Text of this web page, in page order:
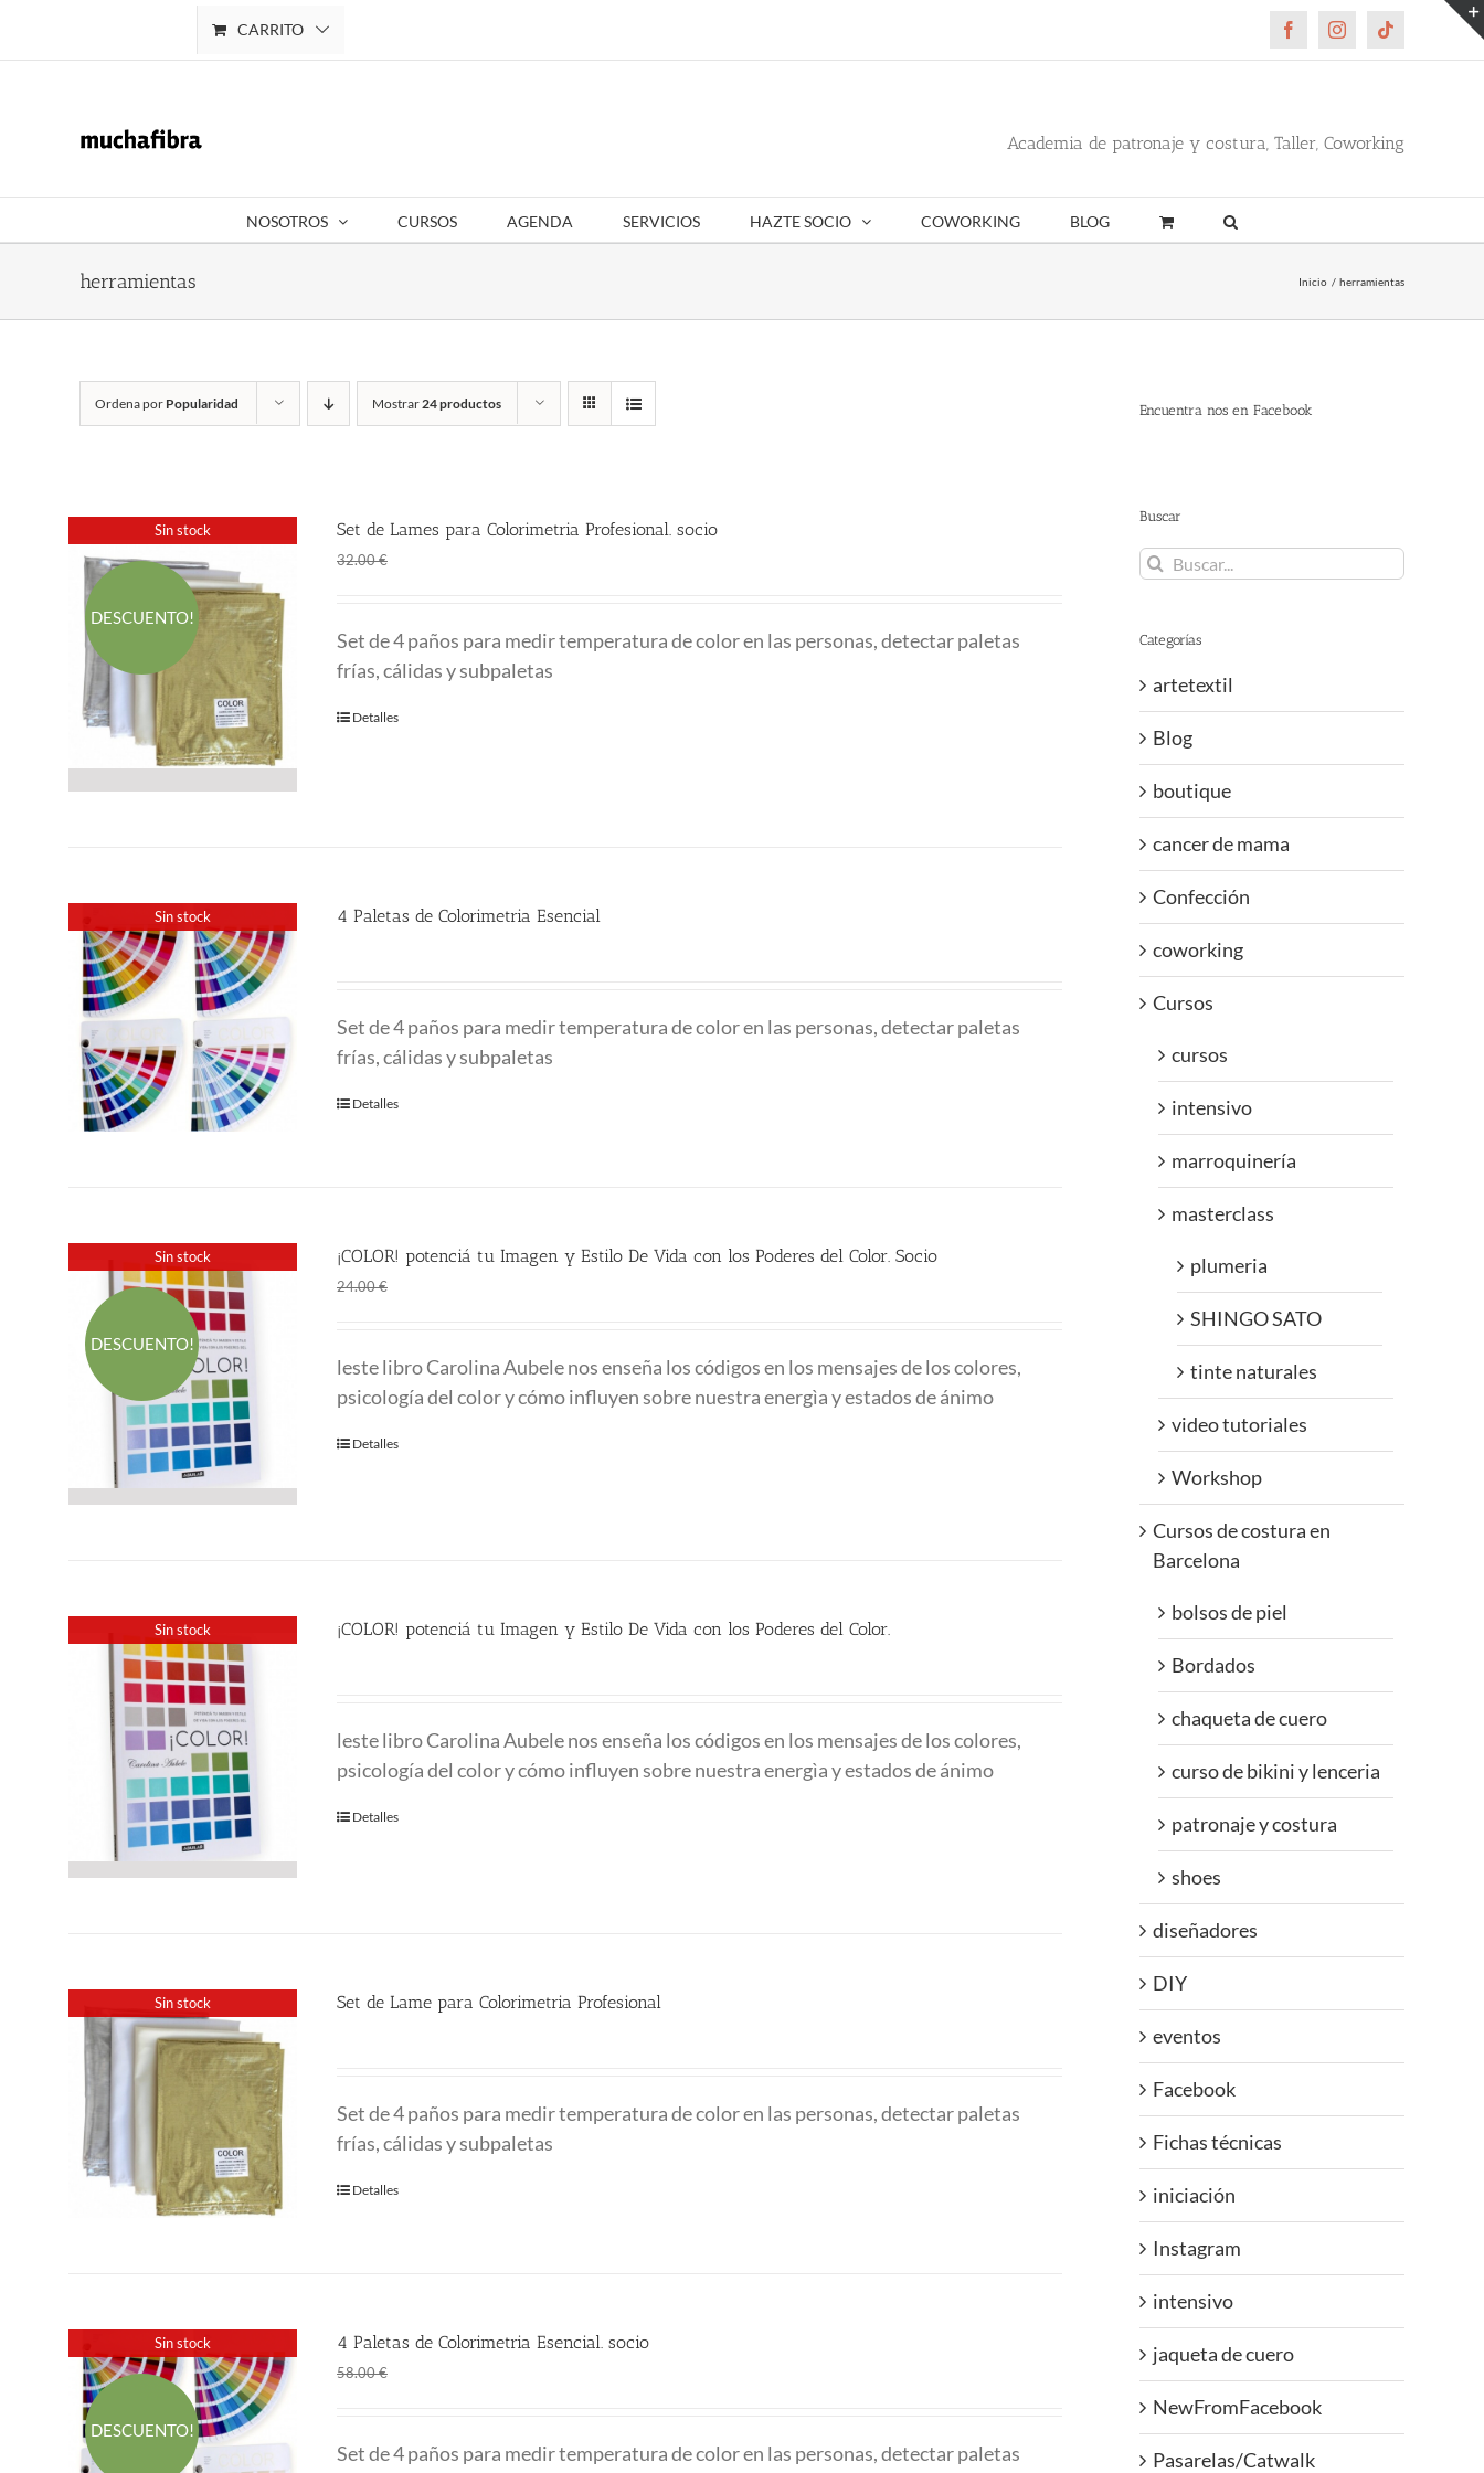
CARRITO FacebookInstagramTiktok
Academia de patronaje y costura, Taller, Coworking
NOSOTROS CURSOS AGENDA SERVICIOS HAZTE SOCIO COWORKING BLOG
herramientas Inicio herramientas
Ordena por Popularidad Mostrar24 productos
Sin stock
DESCUENTO!
Set de Lames para Colorimetria Profesional. socio
32.00€
era:
32.00 €.
es:
24.00 €.
Set de 4 paños para medir temperatura de color en las personas, detectar paletas
frías, cálidas y subpaletas
Detalles
Sin stock 4 Paletas de Colorimetria Esencial
Set de 4 paños para medir temperatura de color en las personas, detectar paletas
frías, cálidas y subpaletas
Detalles
Sin stock
DESCUENTO!
¡COLOR! potenciá tu Imagen y Estilo De Vida con los Poderes del Color. Socio
24.00€
era:
24.00 €.
es:
18.00 €.
leste libro Carolina Aubele nos enseña los códigos en los mensajes de los colores,
psicología del color y cómo influyen sobre nuestra energìa y estados de ánimo
Detalles
Sin stock ¡COLOR! potenciá tu Imagen y Estilo De Vida con los Poderes del Color.
leste libro Carolina Aubele nos enseña los códigos en los mensajes de los colores,
psicología del color y cómo influyen sobre nuestra energìa y estados de ánimo
Detalles
Sin stock Set de Lame para Colorimetria Profesional
Set de 4 paños para medir temperatura de color en las personas, detectar paletas
frías, cálidas y subpaletas
Detalles
Sin stock
DESCUENTO!
4 Paletas de Colorimetria Esencial. socio
58.00€
era:
es:
Set de 4 paños para medir temperatura de color en las personas, detectar paletas
Encuentra nos en Facebook
Buscar
Buscar:
Categorías
artetextil
Blog
boutique
cancer de mama
Confección
coworking
Cursos
cursos
intensivo
marroquinería
masterclass
plumeria
SHINGO SATO
tinte naturales
video tutoriales
Workshop
Cursos de costura en
Barcelona
bolsos de piel
Bordados
chaqueta de cuero
curso de bikini y lenceria
patronaje y costura
shoes
diseñadores
DIY
eventos
Facebook
Fichas técnicas
iniciación
Instagram
intensivo
jaqueta de cuero
NewFromFacebook
Pasarelas/Catwalk